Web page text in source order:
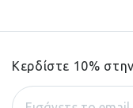
Κερδίστε 10%